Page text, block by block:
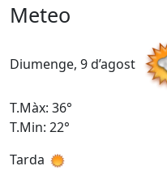
Meteo
Diumenge, 9 d’agost
T.Màx: 36°
T.Min: 22°
Tarda